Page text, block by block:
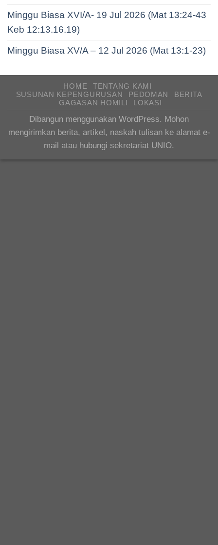
Minggu Biasa XVI/A- 19 Jul 2026 (Mat 13:24-43
Keb 12:13.16.19)
Minggu Biasa XV/A – 12 Jul 2026 (Mat 13:1-23)
HOME
TENTANG KAMI
SUSUNAN KEPENGURUSAN
PEDOMAN
BERITA
GAGASAN HOMILI
LOKASI
Dibangun menggunakan WordPress. Mohon
mengirimkan berita, artikel, naskah tulisan ke alamat e-
mail atau hubungi sekretariat UNIO.